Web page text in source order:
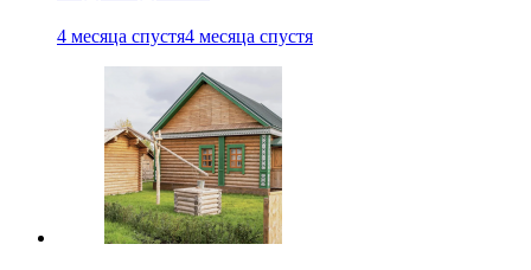
4 месяца спустя4 месяца спустя